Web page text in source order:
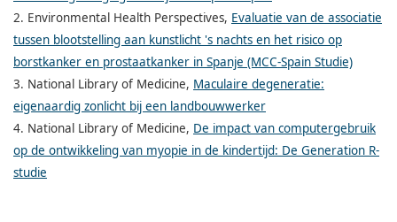
2. Environmental Health Perspectives, Evaluatie van de associatie
tussen blootstelling aan kunstlicht 's nachts en het risico op
borstkanker en prostaatkanker in Spanje (MCC-Spain Studie)
3. National Library of Medicine, Maculaire degeneratie:
eigenaardig zonlicht bij een landbouwwerker
4. National Library of Medicine, De impact van computergebruik
op de ontwikkeling van myopie in de kindertijd: De Generation R-
studie